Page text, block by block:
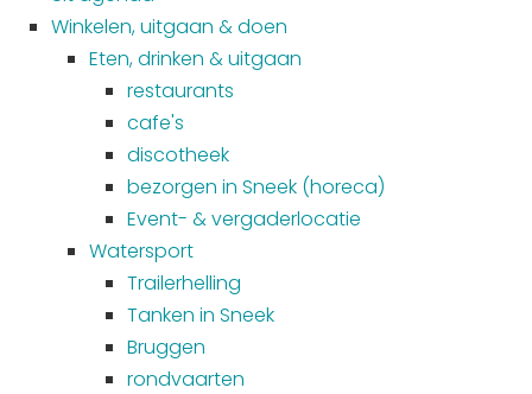
Winkelen, uitgaan & doen
Eten, drinken & uitgaan
restaurants
cafe's
discotheek
bezorgen in Sneek (horeca)
Event- & vergaderlocatie
Watersport
Trailerhelling
Tanken in Sneek
Bruggen
rondvaarten